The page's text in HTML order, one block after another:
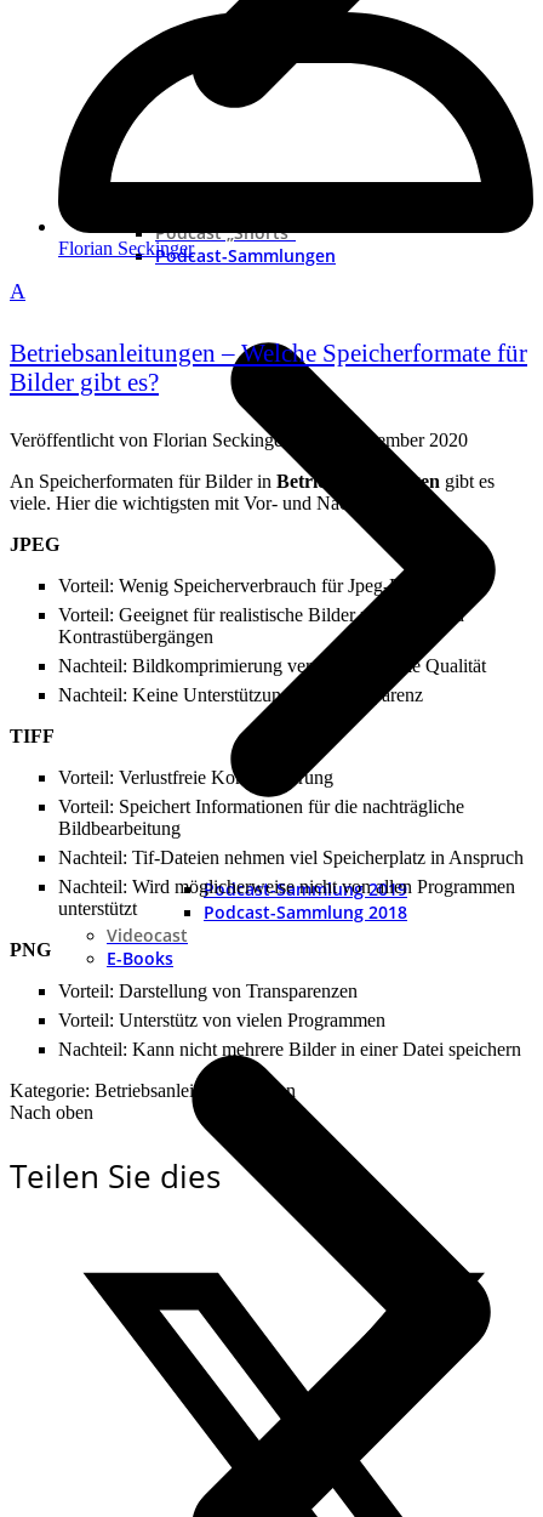
Podcast „Shorts“
Podcast-Sammlungen
Podcast-Sammlung 2019
Podcast-Sammlung 2018
Videocast
E-Books
Florian Seckinger
A
Betriebsanleitungen – Welche Speicherformate für
Bilder gibt es?
Veröffentlicht von Florian Seckinger
18. Dezember 2020
An Speicherformaten für Bilder in Betriebsanleitungen gibt es
viele. Hier die wichtigsten mit Vor- und Nachteilen:
JPEG
Vorteil: Wenig Speicherverbrauch für Jpeg-Dateien
Vorteil: Geeignet für realistische Bilder mit Farb- und
Kontrastübergängen
Nachteil: Bildkomprimierung verschlechtert die Qualität
Nachteil: Keine Unterstützung von Transparenz
TIFF
Vorteil: Verlustfreie Komprimierung
Vorteil: Speichert Informationen für die nachträgliche
Bildbearbeitung
Nachteil: Tif-Dateien nehmen viel Speicherplatz in Anspruch
Nachteil: Wird möglicherweise nicht von allen Programmen
unterstützt
PNG
Vorteil: Darstellung von Transparenzen
Vorteil: Unterstütz von vielen Programmen
Nachteil: Kann nicht mehrere Bilder in einer Datei speichern
Kategorie: Betriebsanleitung erstellen
Nach oben
Teilen Sie dies